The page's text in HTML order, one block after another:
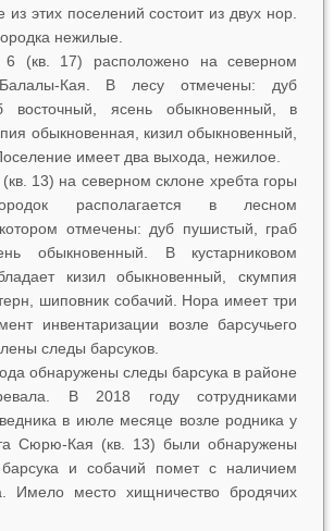
из этих поселений состоит из двух нор.
нежилые.
(кв. 17) расположено на северном
Кая. В лесу отмечены: дуб
восточный, ясень обыкновенный, в
обыкновенная, кизил обыкновенный,
имеет два выхода, нежилое.
13) на северном склоне хребта горы
располагается в лесном
отмечены: дуб пушистый, граб
обыкновенный. В кустарниковом
кизил обыкновенный, скумпия
шиповник собачий. Нора имеет три
инвентаризации возле барсучьего
следы барсуков.
обнаружены следы барсука в районе
В 2018 году сотрудниками
в июле месяце возле родника у
Сюрю-Кая (кв. 13) были обнаружены
и собачий помет с наличием
Имело место хищничество бродячих